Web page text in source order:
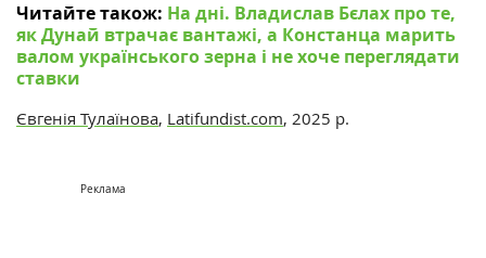
Читайте також: На дні. Владислав Бєлах про те,
як Дунай втрачає вантажі, а Констанца марить
валом українського зерна і не хоче переглядати
ставки
Євгенія Тулаїнова, Latifundist.com, 2025 р.
Реклама